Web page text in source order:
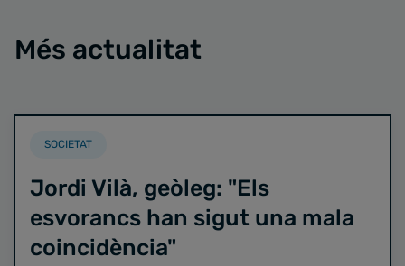
Més actualitat
SOCIETAT
Jordi Vilà, geòleg: "Els
esvorancs han sigut una mala
coincidència"